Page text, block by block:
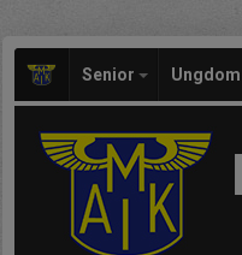
Senior Ungdom